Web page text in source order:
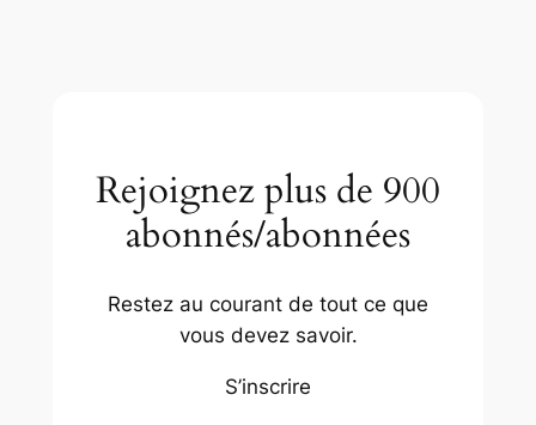
Rejoignez plus de 900
abonnés/abonnées
Restez au courant de tout ce que
vous devez savoir.
S’inscrire